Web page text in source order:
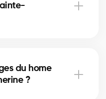
attire des acheteurs
du home
?